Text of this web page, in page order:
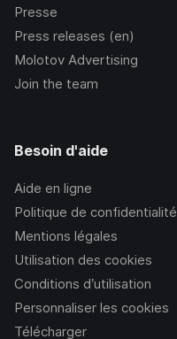
Presse
Press releases (en)
Molotov Advertising
Join the team
Besoin d'aide
Aide en ligne
Politique de confidentialité
Mentions légales
Utilisation des cookies
Conditions d’utilisation
Personnaliser les cookies
Télécharger